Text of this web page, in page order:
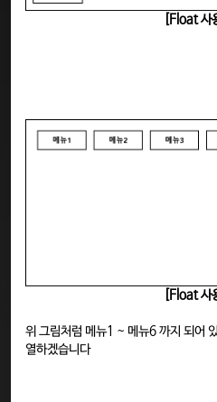
[Float 사
[Float 사
위 그림처럼 메뉴1 ~ 메뉴6 까지 되어
열하겠습니다